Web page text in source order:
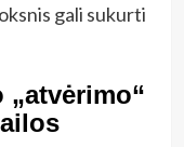
gali sukurti